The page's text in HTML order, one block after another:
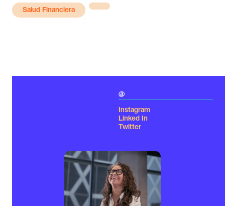
Regístrate
Salud Financiera
@
Instagram
Linked In
Twitter